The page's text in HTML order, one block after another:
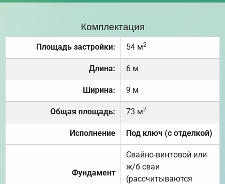
Комплектация
Площадь застройки: 54 м2
Длина: 6 м
Ширина: 9 м
Общая площадь: 73 м2
Исполнение Под ключ (с отделкой)
Фундамент
Свайно-винтовой или
ж/б сваи
(рассчитываются